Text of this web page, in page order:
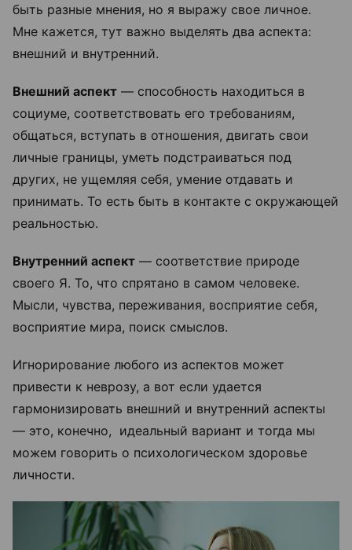
быть разные мнения, но я выражу свое личное.
Мне кажется, тут важно выделять два аспекта:
внешний и внутренний.
Внешний аспект — способность находиться в
социуме, соответствовать его требованиям,
общаться, вступать в отношения, двигать свои
личные границы, уметь подстраиваться под
других, не ущемляя себя, умение отдавать и
принимать. То есть быть в контакте с окружающей
реальностью.
Внутренний аспект — соответствие природе
своего Я. То, что спрятано в самом человеке.
Мысли, чувства, переживания, восприятие себя,
восприятие мира, поиск смыслов.
Игнорирование любого из аспектов может
привести к неврозу, а вот если удается
гармонизировать внешний и внутренний аспекты
— это, конечно, идеальный вариант и тогда мы
можем говорить о психологическом здоровье
личности.